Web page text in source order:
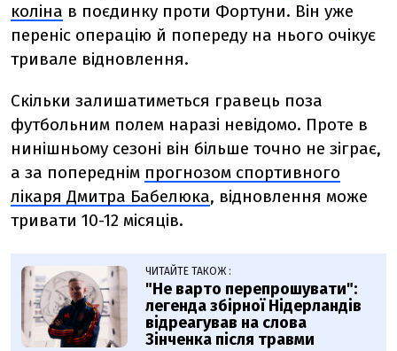
коліна в поєдинку проти Фортуни. Він уже
переніс операцію й попереду на нього очікує
тривале відновлення.
Скільки залишатиметься гравець поза
футбольним полем наразі невідомо. Проте в
нинішньому сезоні він більше точно не зіграє,
а за попереднім прогнозом спортивного
лікаря Дмитра Бабелюка, відновлення може
тривати 10-12 місяців.
ЧИТАЙТЕ ТАКОЖ :
"Не варто перепрошувати":
легенда збірної Нідерландів
відреагував на слова
Зінченка після травми